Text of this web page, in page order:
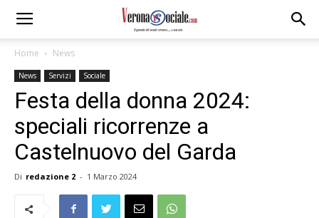
Home News
News Servizi Sociale
Festa della donna 2024:
speciali ricorrenze a
Castelnuovo del Garda
Di redazione 2 - 1 Marzo 2024